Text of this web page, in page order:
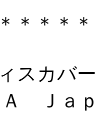
＊＊＊
スカバ
Ａ Ｊａ